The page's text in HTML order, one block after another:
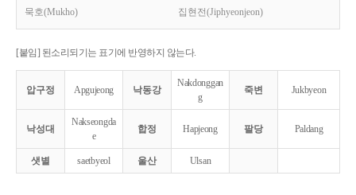
묵호(Mukho) 집현전(Jiphyeonjeon)
[붙임] 된소리되기는 표기에 반영하지 않는다.
압구정 Apgujeong 낙동강
Nakdonggan
g
죽변 Jukbyeon
낙성대
Nakseongda
e
합정 Hapjeong 팔당 Paldang
샛별 saetbyeol 울산 Ulsan